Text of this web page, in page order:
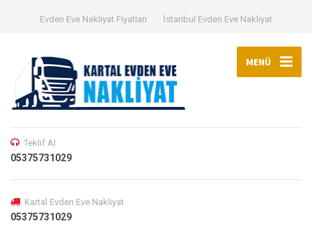
Evden Eve Nakliyat Fiyatları İstanbul Evden Eve Nakliyat
MENÜ
Teklif Al
05375731029
Kartal Evden Eve Nakliyat
05375731029